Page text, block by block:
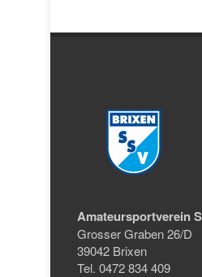
Amateursportverein
Grosser Graben 26/D
39042 Brixen
Tel. 0472 834 409